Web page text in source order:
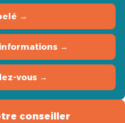
→
→
vous →
conseiller